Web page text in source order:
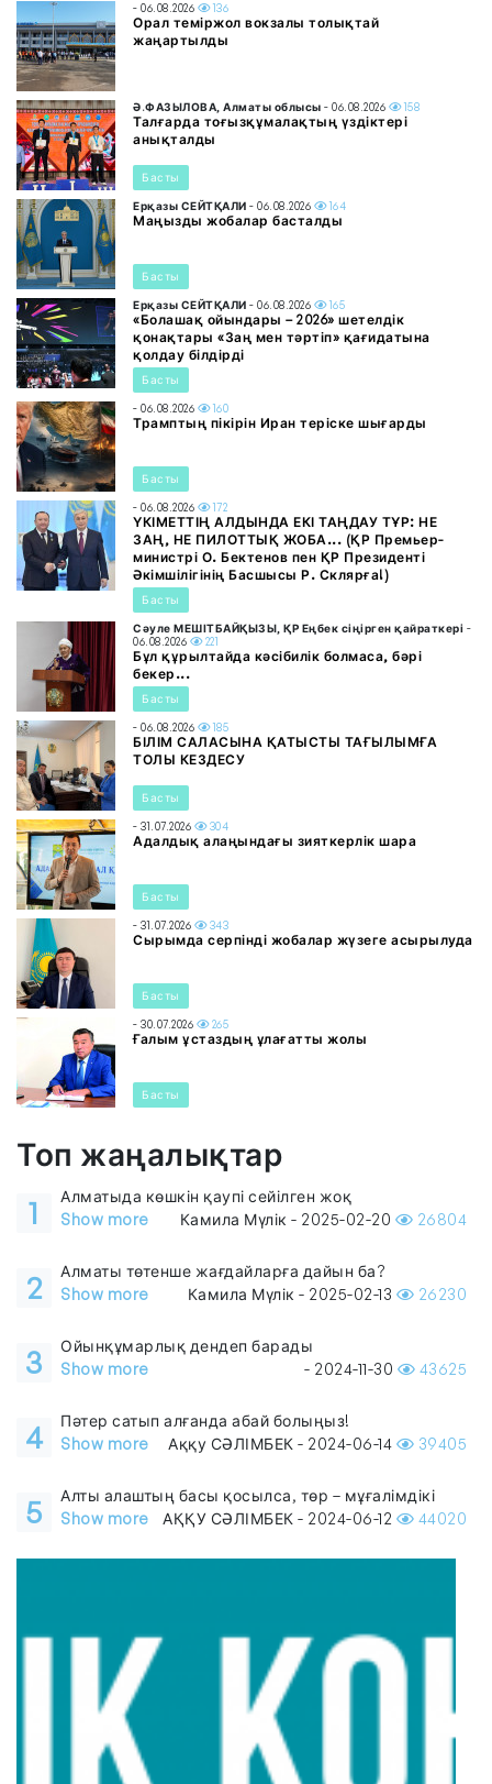
- 06.08.2026 136
Орал теміржол вокзалы толықтай
жаңартылды
Ә.ФАЗЫЛОВА, Алматы облысы - 06.08.2026 158
Талғарда тоғызқұмалақтың үздіктері
анықталды
Басты
Ерқазы СЕЙТҚАЛИ - 06.08.2026 164
Маңызды жобалар басталды
Басты
Ерқазы СЕЙТҚАЛИ - 06.08.2026 165
«Болашақ ойындары – 2026» шетелдік
қонақтары «Заң мен тәртіп» қағидатына
қолдау білдірді
Басты
- 06.08.2026 160
Трамптың пікірін Иран теріске шығарды
Басты
- 06.08.2026 172
ҮКІМЕТТІҢ АЛДЫНДА ЕКІ ТАҢДАУ ТҰР: НЕ
ЗАҢ, НЕ ПИЛОТТЫҚ ЖОБА... (ҚР Премьер-
министрі О. Бектенов пен ҚР Президенті
Әкімшілігінің Басшысы Р. Склярға!)
Басты
Сәуле МЕШІТБАЙҚЫЗЫ, ҚР Еңбек сіңірген қайраткері -
06.08.2026
221
Бұл құрылтайда кәсібилік болмаса, бәрі
бекер...
Басты
- 06.08.2026 185
БІЛІМ САЛАСЫНА ҚАТЫСТЫ ТАҒЫЛЫМҒА
ТОЛЫ КЕЗДЕСУ
Басты
- 31.07.2026 304
Адалдық алаңындағы зияткерлік шара
Басты
- 31.07.2026 343
Сырымда серпінді жобалар жүзеге асырылуда
Басты
- 30.07.2026 265
Ғалым ұстаздың ұлағатты жолы
Басты
Топ жаңалықтар
1
Алматыда көшкін қаупі сейілген жоқ
Show more
Камила Мүлік - 2025-02-20 26804
2
Алматы төтенше жағдайларға дайын ба?
Show more
Камила Мүлік - 2025-02-13 26230
3
Ойынқұмарлық дендеп барады
Show more
- 2024-11-30 43625
4
Пәтер сатып алғанда абай болыңыз!
Show more
Аққу СӘЛІМБЕК - 2024-06-14 39405
5
Алты алаштың басы қосылса, төр – мұғалімдікі
Show more
АҚҚУ СӘЛІМБЕК - 2024-06-12 44020